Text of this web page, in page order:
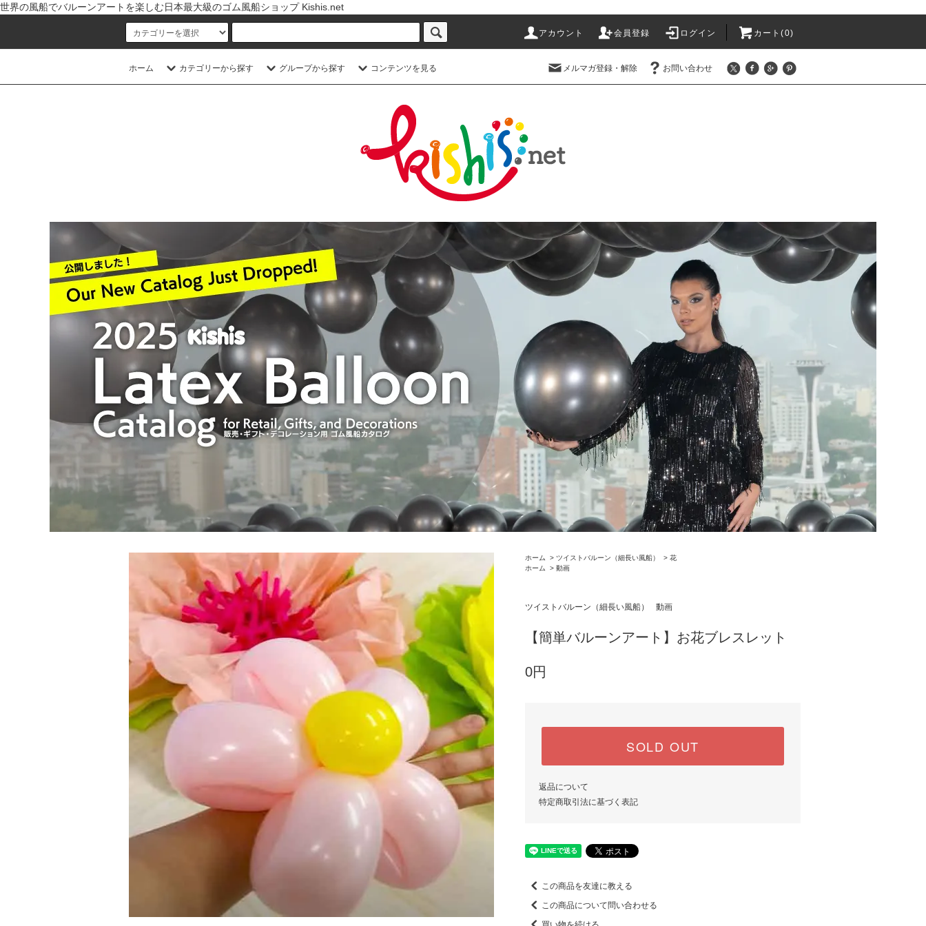
世界の風船でバルーンアートを楽しむ日本最大級のゴム風船ショップ Kishis.net
アカウント 会員登録 ログイン カート(0)
ホーム カテゴリーから探す グループから探す コンテンツを見る メルマガ登録・解除 お問い合わせ
ホーム > ツイストバルーン（細長い風船） > 花
ホーム
> 動画
ツイストバルーン（細長い風船） 動画
【簡単バルーンアート】お花ブレスレット
0円
SOLD OUT
返品について
特定商取引法に基づく表記
この商品を友達に教える
この商品について問い合わせる